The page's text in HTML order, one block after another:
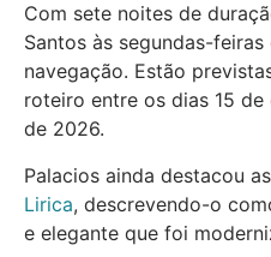
Com sete noites de
Santos às segundas-
navegação. Estão
roteiro entre os dias 15
de 2026.
Palacios ainda destacou
Lirica, descrevendo-o
e elegante que foi